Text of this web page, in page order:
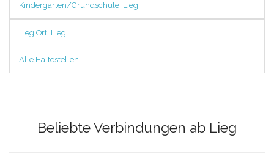
Kindergarten/Grundschule, Lieg
Lieg Ort, Lieg
Alle Haltestellen
Beliebte Verbindungen ab Lieg